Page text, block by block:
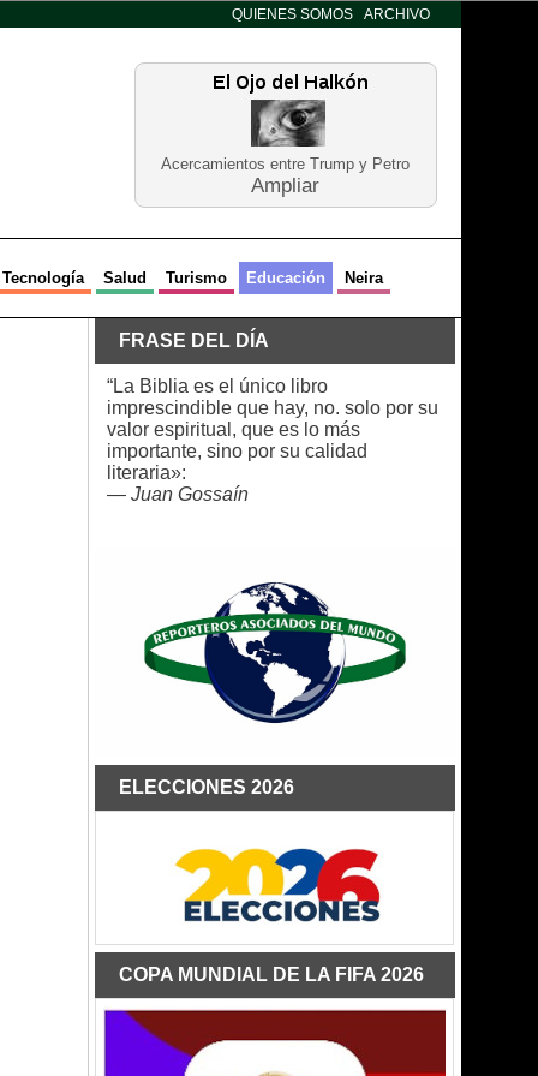
QUIENES SOMOS ARCHIVO
Acercamientos entre Trump y Petro
Ampliar
Tecnología Salud Turismo Educación Neira
FRASE DEL DÍA
“La Biblia es el único libro
imprescindible que hay, no. solo por su
valor espiritual, que es lo más
importante, sino por su calidad
literaria»:
— Juan Gossaín
ELECCIONES 2026
COPA MUNDIAL DE LA FIFA 2026